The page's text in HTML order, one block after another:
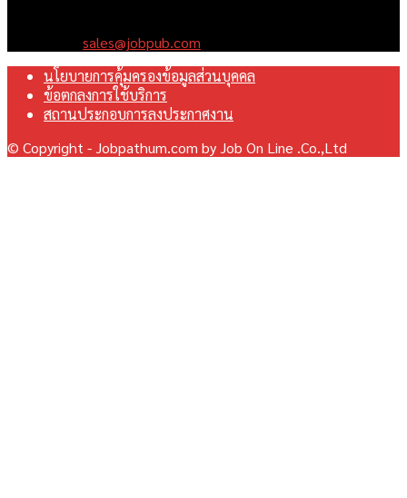
sales@jobpub.com
นโยบายการคุ้มครองข้อมูลส่วนบุคคล
ข้อตกลงการใช้บริการ
สถานประกอบการลงประกาศงาน
© Copyright - Jobpathum.com by Job On Line .Co.,Ltd